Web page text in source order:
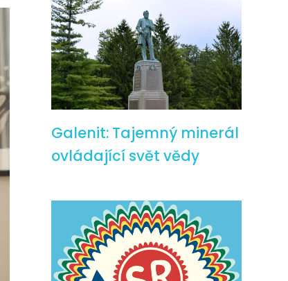
Galenit: Tajemný minerál
ovládající svět vědy